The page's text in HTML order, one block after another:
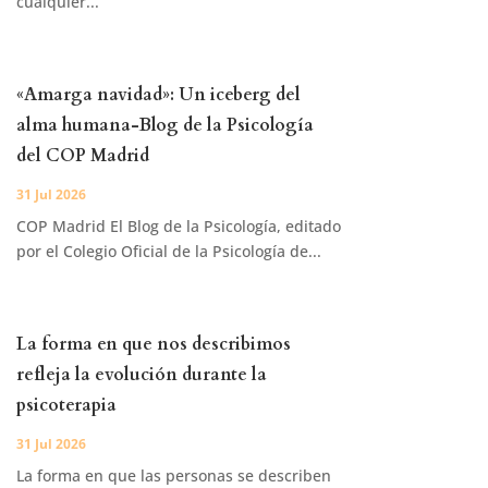
«Amarga navidad»: Un iceberg del
alma humana-Blog de la Psicología
del COP Madrid
31 Jul 2026
COP Madrid El Blog de la Psicología, editado
por el Colegio Oficial de la Psicología de...
La forma en que nos describimos
refleja la evolución durante la
psicoterapia
31 Jul 2026
La forma en que las personas se describen